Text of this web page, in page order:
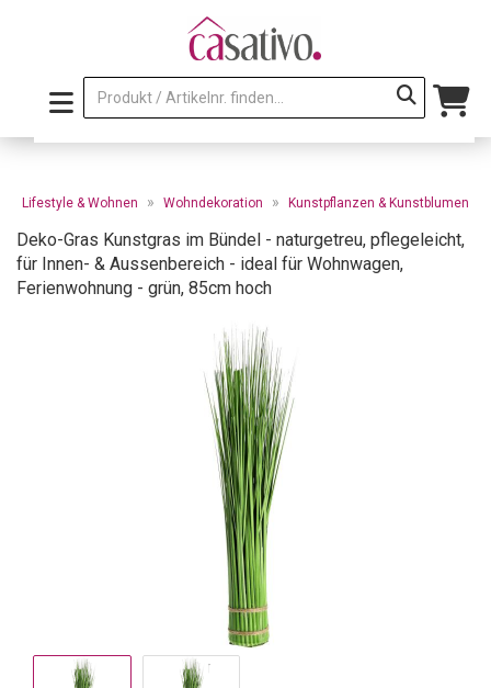
Lifestyle & Wohnen » Wohndekoration » Kunstpflanzen & Kunstblumen
Deko-Gras Kunstgras im Bündel - naturgetreu, pflegeleicht,
für Innen- & Aussenbereich - ideal für Wohnwagen,
Ferienwohnung - grün, 85cm hoch